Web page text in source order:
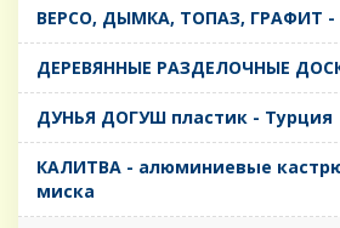
ВЕРСО, ДЫМКА, ТОПАЗ, ГРАФИТ -
ДЕРЕВЯННЫЕ РАЗДЕЛОЧНЫЕ
ДУНЬЯ ДОГУШ пластик - Турция
КАЛИТВА - алюминиевые
миска